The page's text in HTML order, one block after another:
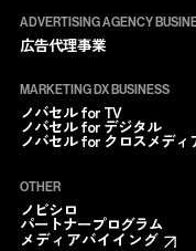
ADVERTISING AGENCY
広告代理事業
MARKETING DX BUSINESS
ノバセル for TV
ノバセル for デジタル
ノバセル for クロスメディ
OTHER
ノビシロ
パートナープログラム
メディアバイイング